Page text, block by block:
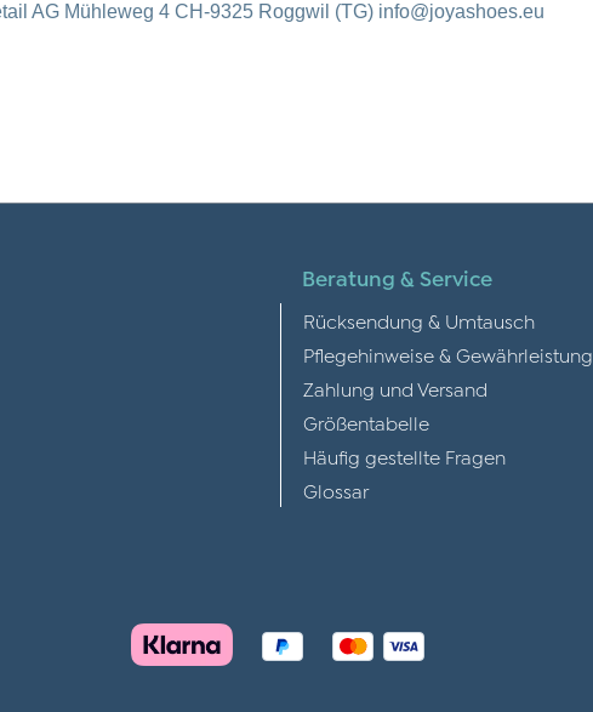
AG Mühleweg 4 CH-9325 Roggwil (TG) info@joyashoes.eu
Beratung & Service
Rücksendung & Umtausch
Pflegehinweise & Gewährleistung
Zahlung und Versand
Größentabelle
Häufig gestellte Fragen
Glossar